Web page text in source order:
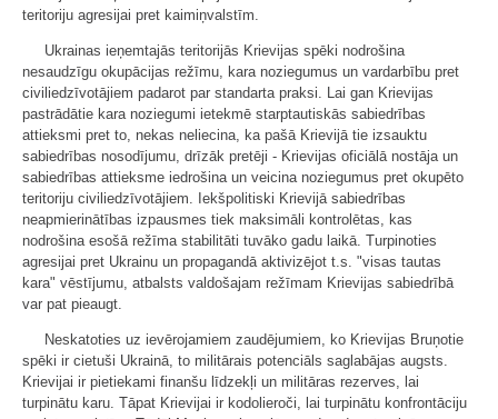
teritoriju agresijai pret kaimiņvalstīm.
Ukrainas ieņemtajās teritorijās Krievijas spēki nodrošina
nesaudzīgu okupācijas režīmu, kara noziegumus un vardarbību pret
civiliedzīvotājiem padarot par standarta praksi. Lai gan Krievijas
pastrādātie kara noziegumi ietekmē starptautiskās sabiedrības
attieksmi pret to, nekas neliecina, ka pašā Krievijā tie izsauktu
sabiedrības nosodījumu, drīzāk pretēji - Krievijas oficiālā nostāja un
sabiedrības attieksme iedrošina un veicina noziegumus pret okupēto
teritoriju civiliedzīvotājiem. Iekšpolitiski Krievijā sabiedrības
neapmierinātības izpausmes tiek maksimāli kontrolētas, kas
nodrošina esošā režīma stabilitāti tuvāko gadu laikā. Turpinoties
agresijai pret Ukrainu un propagandā aktivizējot t.s. "visas tautas
kara" vēstījumu, atbalsts valdošajam režīmam Krievijas sabiedrībā
var pat pieaugt.
Neskatoties uz ievērojamiem zaudējumiem, ko Krievijas Bruņotie
spēki ir cietuši Ukrainā, to militārais potenciāls saglabājas augsts.
Krievijai ir pietiekami finanšu līdzekļi un militāras rezerves, lai
turpinātu karu. Tāpat Krievijai ir kodolieroči, lai turpinātu konfrontāciju